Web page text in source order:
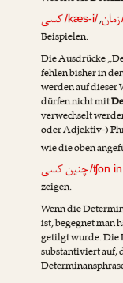
زمان,
/kæs-i/کسی
Beispielen.
Die Ausdrücke
fehlen bisher in
werden auf
dürfen nicht mit
verwechselt
oder Adjektiv-)
wie die oben
/ʧonچنین کسی
zeigen.
Wenn die
ist, begegnet man
getilgtwurde.
substantiviert auf,